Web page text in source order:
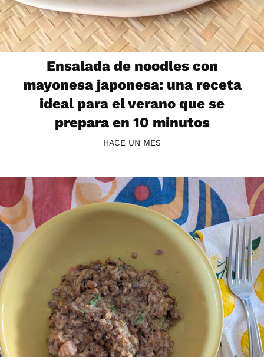
Ensalada de noodles con
mayonesa japonesa: una receta
ideal para el verano que se
prepara en 10 minutos
HACE UN MES